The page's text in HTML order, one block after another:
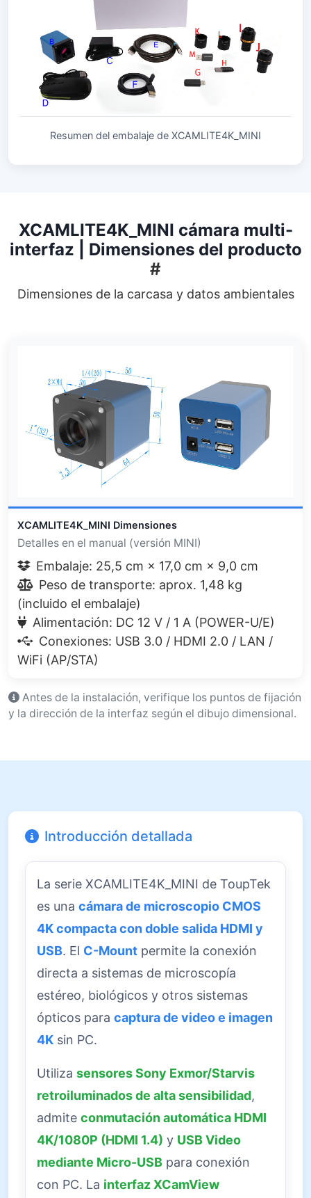
Resumen del embalaje de XCAMLITE4K_MINI
XCAMLITE4K_MINI cámara multi-
interfaz | Dimensiones del producto
#
Dimensiones de la carcasa y datos ambientales
XCAMLITE4K_MINI Dimensiones
Detalles en el manual (versión MINI)
Embalaje: 25,5 cm × 17,0 cm × 9,0 cm
Peso de transporte: aprox. 1,48 kg
(incluido el embalaje)
Alimentación: DC 12 V / 1 A (POWER-U/E)
Conexiones: USB 3.0 / HDMI 2.0 / LAN /
WiFi (AP/STA)
Antes de la instalación, verifique los puntos de fijación
y la dirección de la interfaz según el dibujo dimensional.
Introducción detallada
La serie XCAMLITE4K_MINI de ToupTek
es una cámara de microscopio CMOS
4K compacta con doble salida HDMI y
USB. El C-Mount permite la conexión
directa a sistemas de microscopía
estéreo, biológicos y otros sistemas
ópticos para captura de video e imagen
4K sin PC.
Utiliza sensores Sony Exmor/Starvis
retroiluminados de alta sensibilidad,
admite conmutación automática HDMI
4K/1080P (HDMI 1.4) y USB Video
mediante Micro-USB para conexión
con PC. La interfaz XCamView